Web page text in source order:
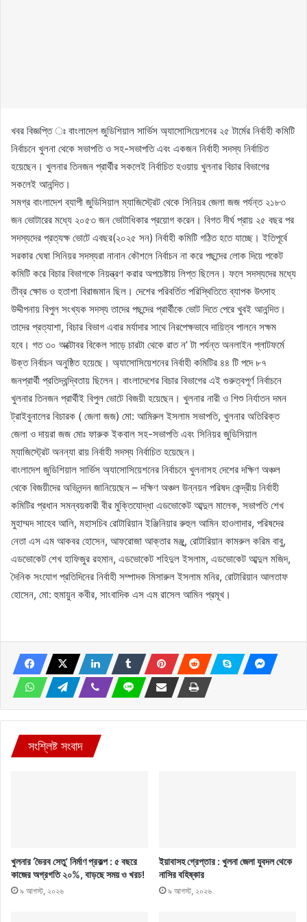
খবর বিজ্ঞপ্তি ঃ বাংলাদেশ জুডিশিয়াল সার্ভিস অ্যাসোসিয়েশনের ২৫ টার্মের নির্বাহী কমিটি
নির্বাচনে খুলনা থেকে সভাপতি ও সহ-সভাপতি এবং একজন নির্বাহী সদস্য নির্বাচিত
হয়েছেন। খুলনার তিনজন প্রার্থীর সকলেই নির্বাচিত হওয়ায় খুলনার বিচার বিভাগের
সকলেই আনন্দিত।
সমগ্র বাংলাদেশ ব্যাপী জুডিসিয়াল ম্যাজিস্ট্রেট থেকে সিনিয়র জেলা জজ পর্যন্ত ২১৮৩
জন ভোটারের মধ্যে ২০৫৩ জন ভোটাধিকার প্রয়োগ করেন। বিগত দীর্ঘ প্রায় ২৫ বছর পর
সদস্যদের প্রত্যক্ষ ভোটে এবছর(২০২৫ সন) নির্বাহী কমিটি গঠিত হতে যাচ্ছে। ইতিপূর্বে
সরকার ঘেষা সিনিয়র সদস্যরা নানান কৌশলে নির্বাচন না করে পছন্দের লোক দিয়ে পকেট
কমিটি করে বিচার বিভাগকে নিয়ন্ত্রণ করার অপচেষ্টায় লিপ্ত ছিলেন। ফলে সদস্যদের মধ্যে
তীব্র ক্ষোভ ও হতাশা বিরাজমান ছিল। দেশের পরিবর্তিত পরিস্থিতিতে ব্যাপক উৎসাহ
উদ্দীপনায় বিপুল সংখ্যক সদস্য তাদের পছন্দের প্রার্থীকে ভোট দিতে পেরে খুবই আনন্দিত।
তাদের প্রত্যাশা, বিচার বিভাগ এবার মর্যাদার সাথে নিরপেক্ষভাবে দায়িত্ব পালনে সক্ষম
হবে। গত ৩০ অক্টোবর বিকেল সাড়ে চারটা থেকে রাত ন’ টা পর্যন্ত অনলাইন প্লাটফর্মে
উক্ত নির্বাচন অনুষ্ঠিত হয়েছে। অ্যাসোসিয়েশনের নির্বাহী কমিটির ৪৪ টি পদে ৮৭
জনপ্রার্থী প্রতিদ্বন্দ্বিতায় ছিলেন। বাংলাদেশের বিচার বিভাগের এই গুরুত্বপূর্ণ নির্বাচনে
খুলনার তিনজন প্রার্থীই বিপুল ভোটে বিজয়ী হয়েছেন। খুলনার নারী ও শিশু নির্যাতন দমন
ট্রাইবুনালের বিচারক ( জেলা জজ) মো: আমিরুল ইসলাম সভাপতি, খুলনার অতিরিক্ত
জেলা ও দায়রা জজ মোঃ ফারুক ইকবাল সহ-সভাপতি এবং সিনিয়র জুডিসিয়াল
ম্যাজিস্ট্রেট অনন্যা রায় নির্বাহী সদস্য নির্বাচিত হয়েছেন।
বাংলাদেশ জুডিশিয়াল সার্ভিস অ্যাসোসিয়েশনের নির্বাচনে খুলনাসহ দেশের দক্ষিণ অঞ্চল
থেকে বিজয়ীদের অভিনন্দন জানিয়েছেন – দক্ষিণ অঞ্চল উন্নয়ন পরিষদ কেন্দ্রীয় নির্বাহী
কমিটির প্রধান সমন্বয়কারী বীর মুক্তিযোদ্ধা এডভোকেট আব্দুল মালেক, সভাপতি শেখ
মুহাম্মদ সাহেব আলি, মহাসচিব রোটারিয়ান ইঞ্জিনিয়ার রুহুল আমিন হাওলাদার, পরিষদের
নেতা এস এম আকবর হোসেন, আফরোজা আক্তার মঞ্জু, রোটারিয়ান কামরুল করিম বাবু,
এডভোকেট শেখ হাফিজুর রহমান, এডভোকেট শহিদুল ইসলাম, এডভোকেট আব্দুল মজিদ,
দৈনিক সংযোগ প্রতিদিনের নির্বাহী সম্পাদক মিসারুল ইসলাম মনির, রোটারিয়ান আলতাফ
হোসেন, মো: হুমায়ুন কবীর, সাংবাদিক এস এম রাসেল আমিন প্রমূখ।
সংশ্লিষ্ট সংবাদ
খুলনার ‘ভৈরব সেতু’ নির্মাণ প্রকল্প : ৫ বছরে
কাজের অগ্রগতি ২০%, বাড়ছে সময় ও খরচ!
৯ আগস্ট, ২০২৬
ইয়াবাসহ গ্রেপ্তার : খুলনা জেলা যুবদল থেকে
নাসির বহিষ্কার
৯ আগস্ট, ২০২৬